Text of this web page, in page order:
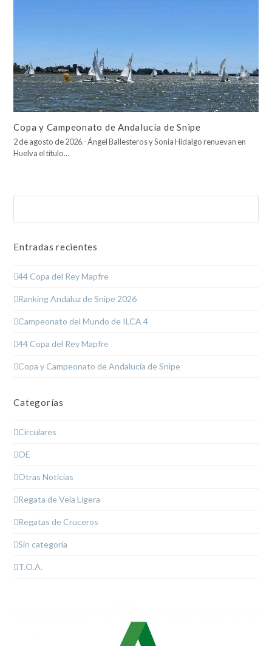
Copa y Campeonato de Andalucía de Snipe
2 de agosto de 2026.- Ángel Ballesteros y Sonia Hidalgo renuevan en
Huelva el título…
Entradas recientes
44 Copa del Rey Mapfre
Ranking Andaluz de Snipe 2026
Campeonato del Mundo de ILCA 4
44 Copa del Rey Mapfre
Copa y Campeonato de Andalucía de Snipe
Categorías
Circulares
OE
Otras Noticias
Regata de Vela Ligera
Regatas de Cruceros
Sin categoría
T.O.A.